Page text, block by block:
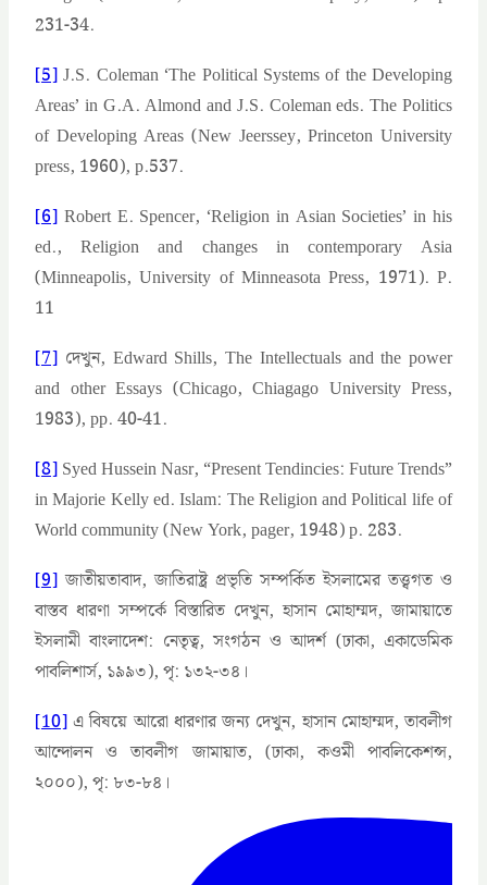
231-34.
[5] J.S. Coleman ‘The Political Systems of the Developing
Areas’ in G.A. Almond and J.S. Coleman eds. The Politics
of Developing Areas (New Jeerssey, Princeton University
press, 1960), p.537.
[6] Robert E. Spencer, ‘Religion in Asian Societies’ in his
ed., Religion and changes in contemporary Asia
(Minneapolis, University of Minneasota Press, 1971). P.
11
[7] দেখুন, Edward Shills, The Intellectuals and the power
and other Essays (Chicago, Chiagago University Press,
1983), pp. 40-41.
[8] Syed Hussein Nasr, “Present Tendincies: Future Trends”
in Majorie Kelly ed. Islam: The Religion and Political life of
World community (New York, pager, 1948) p. 283.
[9] জাতীয়তাবাদ, জাতিরাষ্ট্র প্রভৃতি সম্পর্কিত ইসলামের তত্ত্বগত ও
বাস্তব ধারণা সম্পর্কে বিস্তারিত দেখুন, হাসান মোহাম্মদ, জামায়াতে
ইসলামী বাংলাদেশ: নেতৃত্ব, সংগঠন ও আদর্শ (ঢাকা, একাডেমিক
পাবলিশার্স, ১৯৯৩), পৃ: ১৩২-৩৪।
[10] এ বিষয়ে আরো ধারণার জন্য দেখুন, হাসান মোহাম্মদ, তাবলীগ
আন্দোলন ও তাবলীগ জামায়াত, (ঢাকা, কওমী পাবলিকেশন্স,
২০০০), পৃ: ৮৩-৮৪।